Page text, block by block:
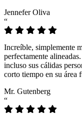
Jennefer Oliva
“
Increíble, simplemente
perfectamente
incluso sus cálidas
corto tiempo en su área
Mr. Gutenberg
“